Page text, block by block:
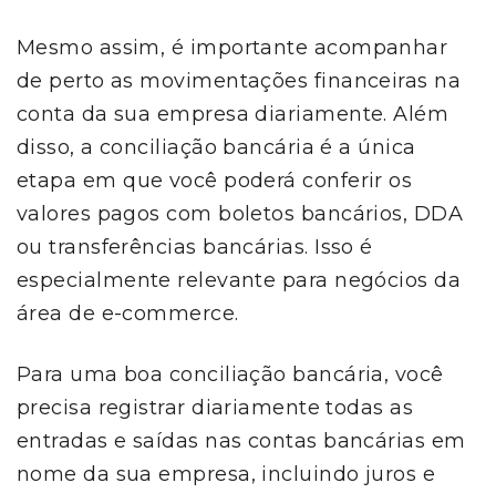
Mesmo assim, é importante acompanhar
de perto as movimentações financeiras na
conta da sua empresa diariamente. Além
disso, a conciliação bancária é a única
etapa em que você poderá conferir os
valores pagos com boletos bancários, DDA
ou transferências bancárias. Isso é
especialmente relevante para negócios da
área de e-commerce.
Para uma boa conciliação bancária, você
precisa registrar diariamente todas as
entradas e saídas nas contas bancárias em
nome da sua empresa, incluindo juros e